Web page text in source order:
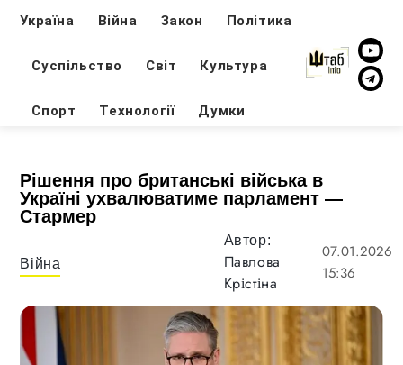
Україна Війна Закон Політика
Суспільство Світ Культура
Спорт Технології Думки
Рішення про британські війська в
Україні ухвалюватиме парламент —
Стармер
Війна
Автор:
Павлова
Крістіна
07.01.2026
15:36